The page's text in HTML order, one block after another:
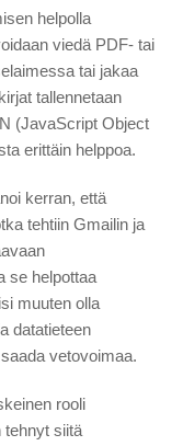
helpolla
viedä PDF- tai
tai jakaa
tallennetaan
(JavaScript Object
erittäin helppoa.
kerran, että
tehtiin Gmailin ja
se helpottaa
muuten olla
datatieteen
vetovoimaa.
rooli
tehnyt siitä